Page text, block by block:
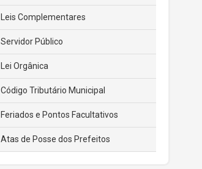
Leis Complementares
Servidor Público
Lei Orgânica
Código Tributário Municipal
Feriados e Pontos Facultativos
Atas de Posse dos Prefeitos